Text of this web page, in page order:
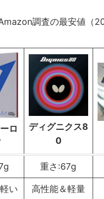
調査の最安値（
ロ
ディグニクス8
0
重さ:67g
い 高性能＆軽量